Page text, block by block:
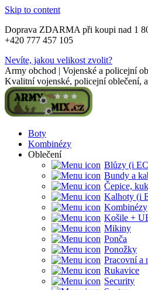
Skip to content
Doprava ZDARMA při koupi nad 1
+420 777 457 105
Nevíte, jakou velikost zvolit?
Army obchod | Vojenské a policejní
Kvalitní vojenské, policejní oblečení,
Boty
Kombinézy
Oblečení
Blůzy (i
Bundy a
Čepice,
Kalhoty (i
Kombinézy
Košile +
Mikiny
Ponča
Ponožky
Pracovní a
Rukavice
Security